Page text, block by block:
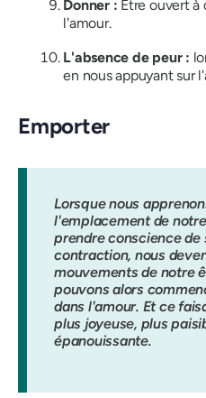
Donner : Être ouvert à
l'amour.
L'absence de peur :
en nous appuyant sur
Emporter
Lorsque nous
l'emplacement de
prendre conscience de
contraction, nous
mouvements de notre
pouvons alors
dans l'amour. Et ce
plus joyeuse, plus
épanouissante.